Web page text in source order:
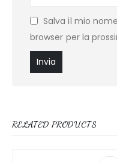
Salva il mio
browser per la
RELATED PRODUCTS